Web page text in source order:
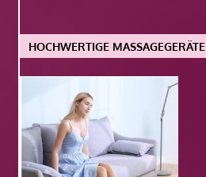
HOCHWERTIGE MASSAGEGERÄTE